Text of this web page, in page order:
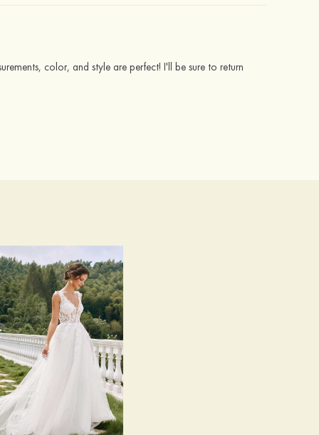
color, and style are perfect! I'll be sure to return